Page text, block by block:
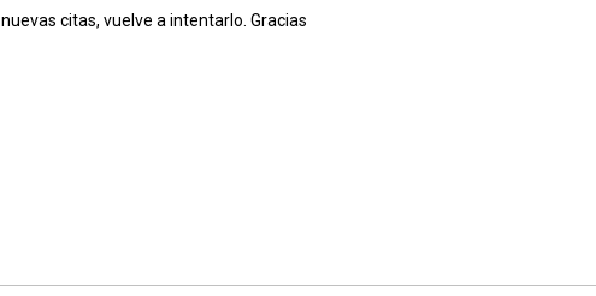
citas, vuelve a intentarlo. Gracias